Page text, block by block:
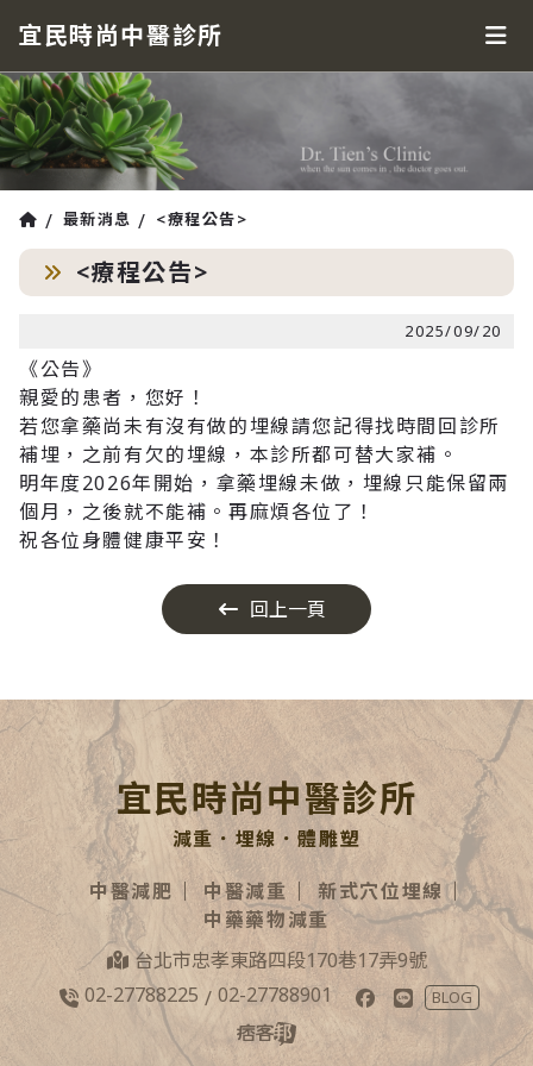
宜民時尚中醫診所
最新消息 <療程公告>
<療程公告>
2025/09/20
《公告》
親愛的患者，您好！
若您拿藥尚未有沒有做的埋線請您記得找時間回診所
補埋，之前有欠的埋線，本診所都可替大家補。
明年度2026年開始，拿藥埋線未做，埋線只能保留兩
個月，之後就不能補。再麻煩各位了！
祝各位身體健康平安！
回上一頁
宜民時尚中醫診所
減重．埋線．體雕塑
中醫減肥
中醫減重
新式穴位埋線
中藥藥物減重
台北市忠孝東路四段170巷17弄9號
02-27788225 / 02-27788901 BLOG